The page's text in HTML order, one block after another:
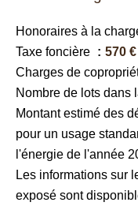
Honoraires à la
Taxe foncière
570
Charges de
Nombre de lots dans
Montant estimé des
pour un usage
l'énergie de l'année
Les informations sur
exposé sont